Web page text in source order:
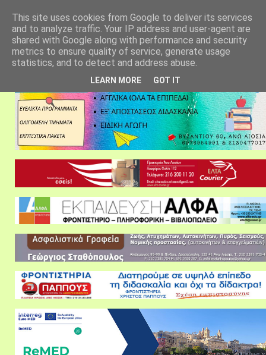
This site uses cookies from Google to deliver its services
and to analyze traffic. Your IP address and user-agent are
shared with Google along with performance and security
metrics to ensure quality of service, generate usage
statistics, and to detect and address abuse.
LEARN MORE GOT IT